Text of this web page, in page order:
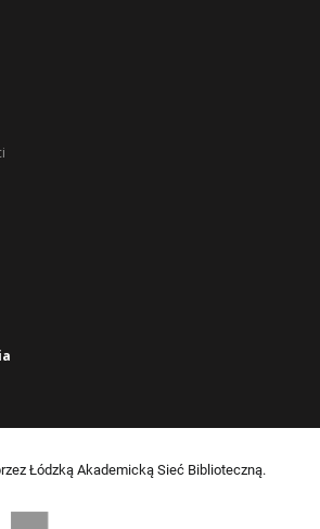
Łódzką Akademicką Sieć Biblioteczną.